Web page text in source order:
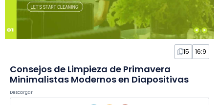
15 16:9
Consejos de Limpieza de Primavera
Minimalistas Modernos en Diapositivas
Descargar